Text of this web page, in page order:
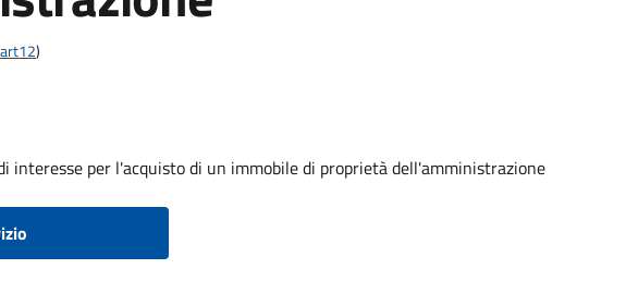
)
interesse per l'acquisto di un immobile di proprietà dell'amministrazione